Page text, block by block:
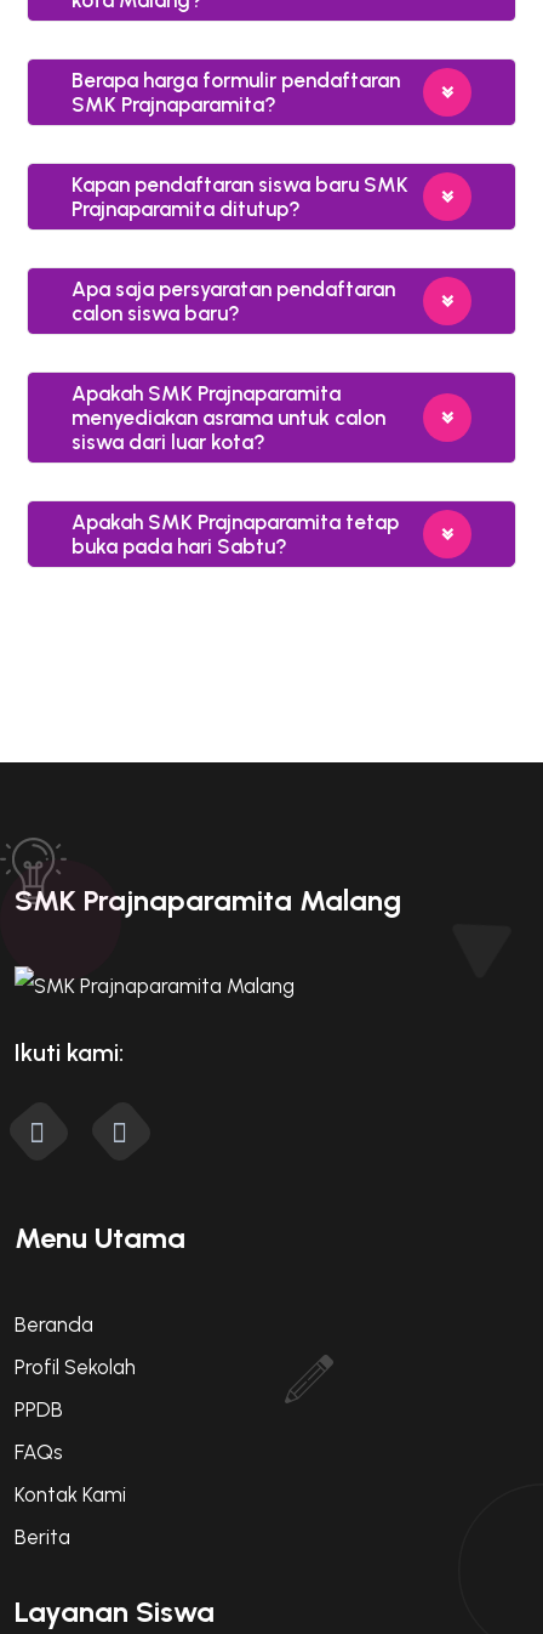
Berapa harga formulir pendaftaran
SMK Prajnaparamita?
Kapan pendaftaran siswa baru SMK
Prajnaparamita ditutup?
Apa saja persyaratan pendaftaran
calon siswa baru?
Apakah SMK Prajnaparamita
menyediakan asrama untuk calon
siswa dari luar kota?
Apakah SMK Prajnaparamita tetap
buka pada hari Sabtu?
SMK Prajnaparamita Malang
Ikuti kami:
Menu Utama
Beranda
Profil Sekolah
PPDB
FAQs
Kontak Kami
Berita
Layanan Siswa